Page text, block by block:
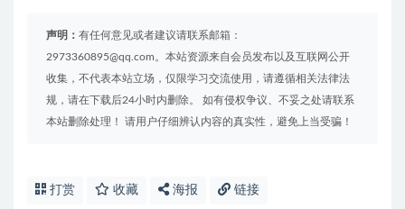
声明： 有任何意见或者建议请联系邮箱：
2973360895@qq.com。本站资源来自会员发布以及互联网公开
收集，不代表本站立场，仅限学习交流使用，请遵循相关法律法
规，请在下载后24小时内删除。 如有侵权争议、不妥之处请联系
本站删除处理！ 请用户仔细辨认内容的真实性，避免上当受骗！
打赏 收藏 海报 链接